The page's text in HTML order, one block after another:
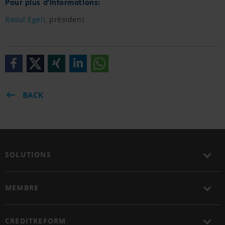
Pour plus d'informations:
Raoul Egeli, président
BACK
SOLUTIONS
MEMBRE
CREDITREFORM